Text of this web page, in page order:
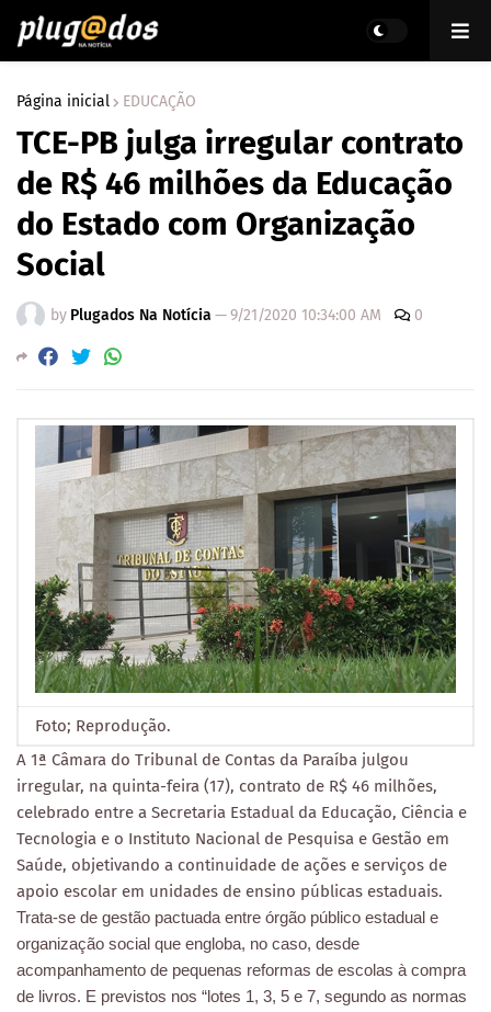
Página inicial EDUCAÇÃO
TCE-PB julga irregular contrato
de R$ 46 milhões da Educação
do Estado com Organização
Social
by Plugados Na Notícia —9/21/2020 10:34:00 AM 0
Foto; Reprodução.
A 1ª Câmara do Tribunal de Contas da Paraíba julgou
irregular, na quinta-feira (17), contrato de R$ 46 milhões,
celebrado entre a Secretaria Estadual da Educação, Ciência e
Tecnologia e o Instituto Nacional de Pesquisa e Gestão em
Saúde, objetivando a continuidade de ações e serviços de
apoio escolar em unidades de ensino públicas estaduais.
Trata-se de gestão pactuada entre órgão público estadual e
organização social que engloba, no caso, desde
acompanhamento de pequenas reformas de escolas à compra
de livros. E previstos nos “lotes 1, 3, 5 e 7, segundo as normas